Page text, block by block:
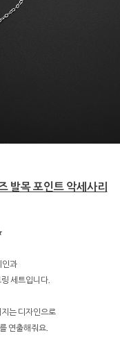
발목 포인트 악세사리
인과
세트입니다.
는 디자인으로
연출해줘요.